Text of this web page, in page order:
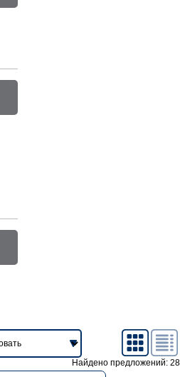
Найдено предложений: 28